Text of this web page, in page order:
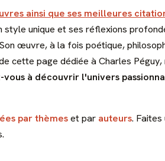
ainsi que ses meilleures
unique et ses réflexions
œuvre, à la fois poétique,
cette page dédiée à Charles
vous à découvrir l'univers
par thèmeset par auteurs. Faites